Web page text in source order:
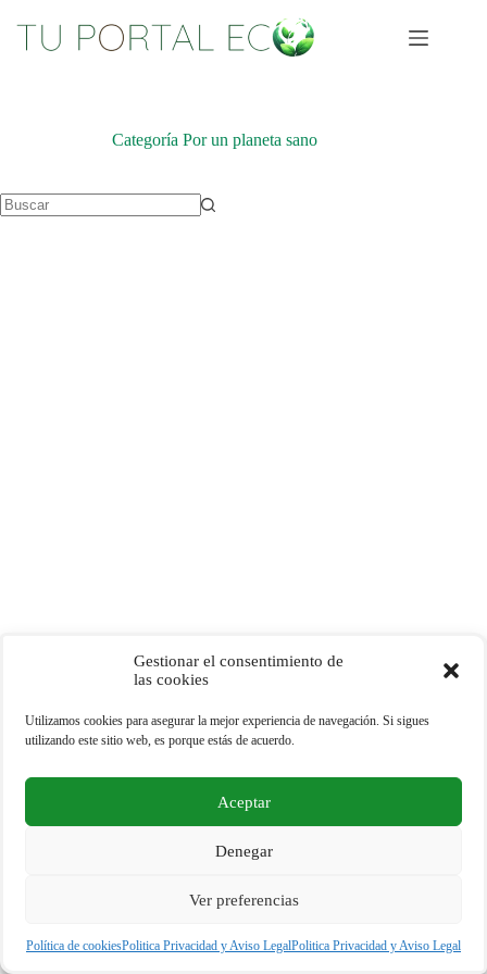
Gestionar el consentimiento de
las cookies
Utilizamos cookies para asegurar la mejor experiencia de navegación. Si sigues
utilizando este sitio web, es porque estás de acuerdo.
Aceptar
Denegar
Ver preferencias
Política de cookiesPolitica Privacidad y Aviso LegalPolitica Privacidad y Aviso Legal
contenido
Categoría Por un planeta sano
Política de privacidad y Cookies
Politica Privacidad y Aviso Legal